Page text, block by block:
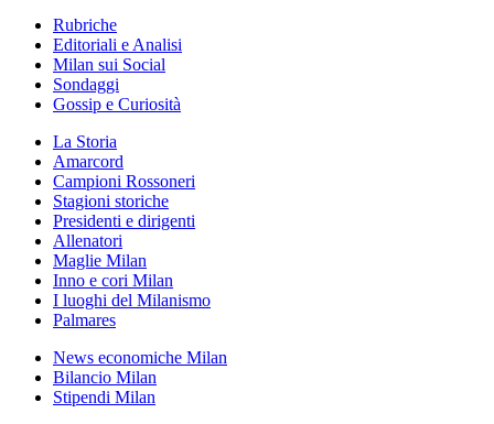
Rubriche
Editoriali e Analisi
Milan sui Social
Sondaggi
Gossip e Curiosità
La Storia
Amarcord
Campioni Rossoneri
Stagioni storiche
Presidenti e dirigenti
Allenatori
Maglie Milan
Inno e cori Milan
I luoghi del Milanismo
Palmares
News economiche Milan
Bilancio Milan
Stipendi Milan